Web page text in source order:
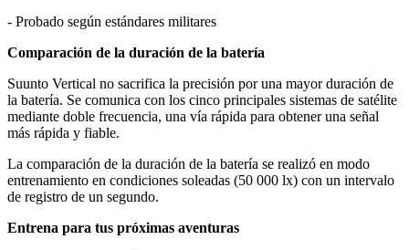
- Probado según estándares militares
Comparación de la duración de la batería
Suunto Vertical no sacrifica la precisión por una mayor duración de
la batería. Se comunica con los cinco principales sistemas de satélite
mediante doble frecuencia, una vía rápida para obtener una señal
más rápida y fiable.
La comparación de la duración de la batería se realizó en modo
entrenamiento en condiciones soleadas (50 000 lx) con un intervalo
de registro de un segundo.
Entrena para tus próximas aventuras